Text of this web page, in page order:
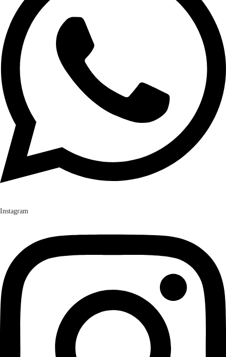
Instagram